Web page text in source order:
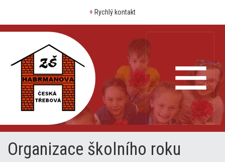
+ Rychlý kontakt
Organizace školního roku